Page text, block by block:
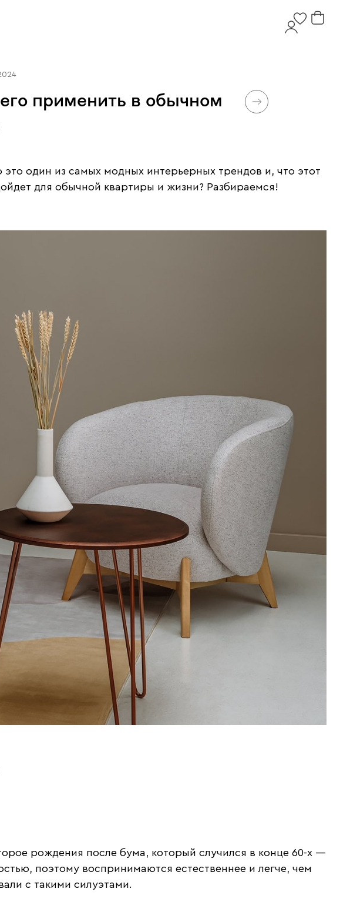
применить в обычном
один из самых модных интерьерных трендов и, что этот
для обычной квартиры и жизни? Разбираемся!
рождения после бума, который случился в конце 60-х —
поэтому воспринимаются естественнее и легче, чем
с такими силуэтами.